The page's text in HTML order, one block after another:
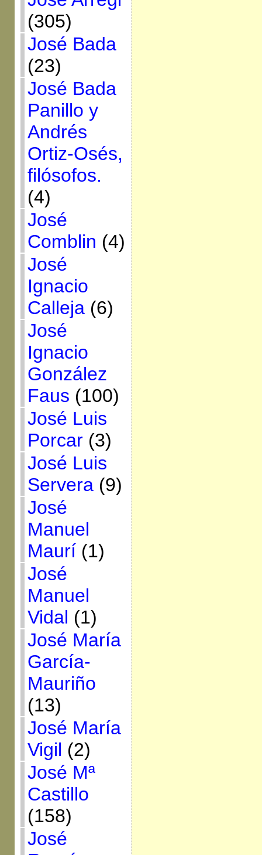
(305)
José Bada
(23)
José Bada
Panillo y
Andrés
Ortiz-Osés,
filósofos.
(4)
José
Comblin (4)
José
Ignacio
Calleja(6)
José
Ignacio
González
Faus (100)
José Luis
Porcar(3)
José Luis
Servera(9)
José
Manuel
Maurí(1)
José
Manuel
Vidal (1)
José María
García-
Mauriño
(13)
José María
Vigil (2)
José Mª
Castillo
(158)
José